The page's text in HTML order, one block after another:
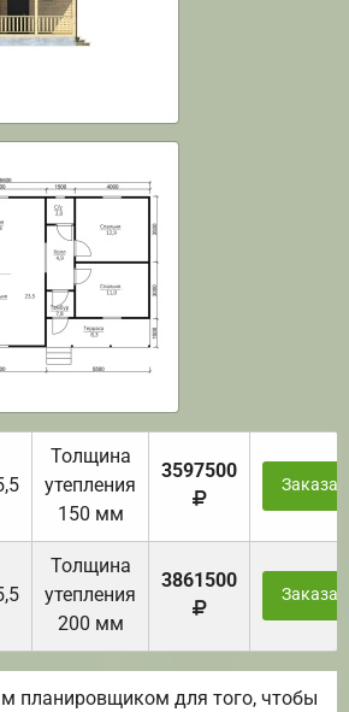
Толщина
утепления
150 мм
3597500
Толщина
утепления
200 мм
3861500
планировщиком для того, чтобы